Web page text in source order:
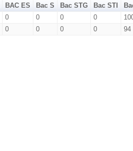
BAC ES Bac S Bac STG Bac STI
0 0 0 0
0 0 0 0 94